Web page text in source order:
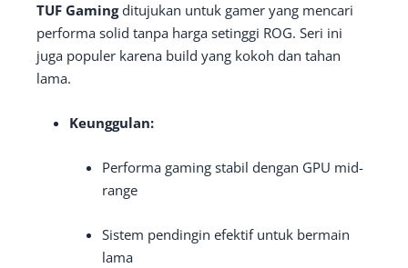
TUF Gamingditujukan untuk gamer yang mencari
performa solid tanpa harga setinggi ROG. Seri ini
juga populer karena build yang kokoh dan tahan
lama.
Keunggulan:
Performa gaming stabil dengan GPU mid-
range
Sistem pendingin efektif untuk bermain
lama